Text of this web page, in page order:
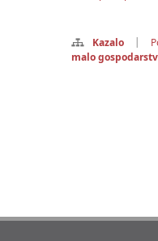
Kazalo |
malo